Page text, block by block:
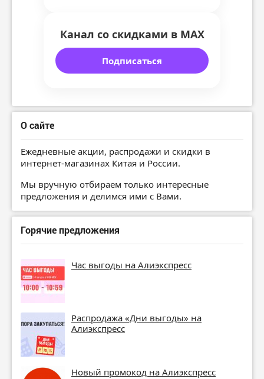
Канал со скидками в MAX
Подписаться
О сайте
Ежедневные акции, распродажи и скидки в
интернет-магазинах Китая и России.
Мы вручную отбираем только интересные
предложения и делимся ими с Вами.
Горячие предложения
Час выгоды на Алиэкспресс
Распродажа «Дни выгоды» на
Алиэкспресс
Новый промокод на Алиэкспресс